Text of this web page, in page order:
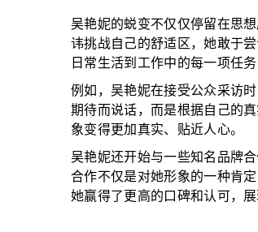
吴艳妮的蜕变不仅仅停留在思
讳挑战自己的舒适区，她敢于
日常生活到工作中的每一项任
例如，吴艳妮在接受公众采访
期待而说话，而是根据自己的
象变得更加真实、贴近人心。
吴艳妮还开始与一些知名品牌
合作不仅是对她形象的一种肯
她赢得了更高的口碑和认可，展